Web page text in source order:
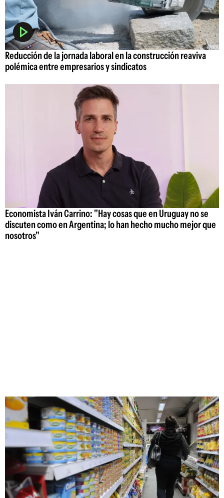
Reducción de la jornada laboral en la construcción reaviva
polémica entre empresarios y sindicatos
Economista Iván Carrino: "Hay cosas que en Uruguay no se
discuten como en Argentina; lo han hecho mucho mejor que
nosotros"